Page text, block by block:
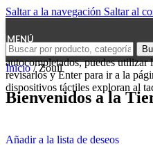
Saltar a la navegación Saltar al
MENÚ
autocompletados, puedes utilizar
revisarlos y Enter para ir a la
dispositivos táctiles exploran al
Inicio/ Zouil
Bienvenidos a la
Añadir a la lista de deseos